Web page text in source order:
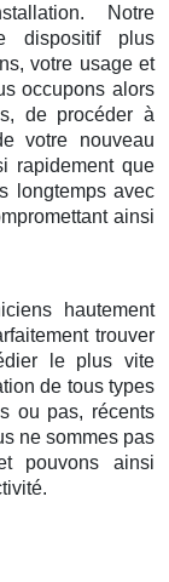
Notre
dispositif plus
votre usage et
occupons alors
de procéder à
votre nouveau
rapidement que
longtemps avec
ainsi
hautement
trouver
le plus vite
de tous types
ou pas, récents
ne sommes pas
pouvons ainsi